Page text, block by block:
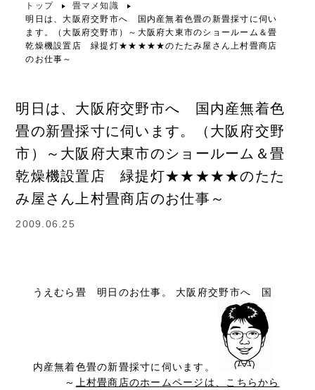
トップ
畳マメ知識
明日は、大阪府交野市へ 国内産無着色畳の新畳採寸に伺い
ます。（大阪府交野市）～大阪府大東市のショールーム＆畳
乾燥機設置店 緑提灯★★★★★のたたみ屋さん上村畳商店
のお仕事～
明日は、大阪府交野市へ 国内産無着色
畳の新畳採寸に伺います。（大阪府交野
市）～大阪府大東市のショールーム＆畳
乾燥機設置店 緑提灯★★★★★のたた
み屋さん上村畳商店のお仕事～
2009.06.25
うえむら畳 明日のお仕事。 大阪府交野市へ 国
内産無着色畳の新畳採寸に伺います。
～
上村畳商店のホームページは、こちらから